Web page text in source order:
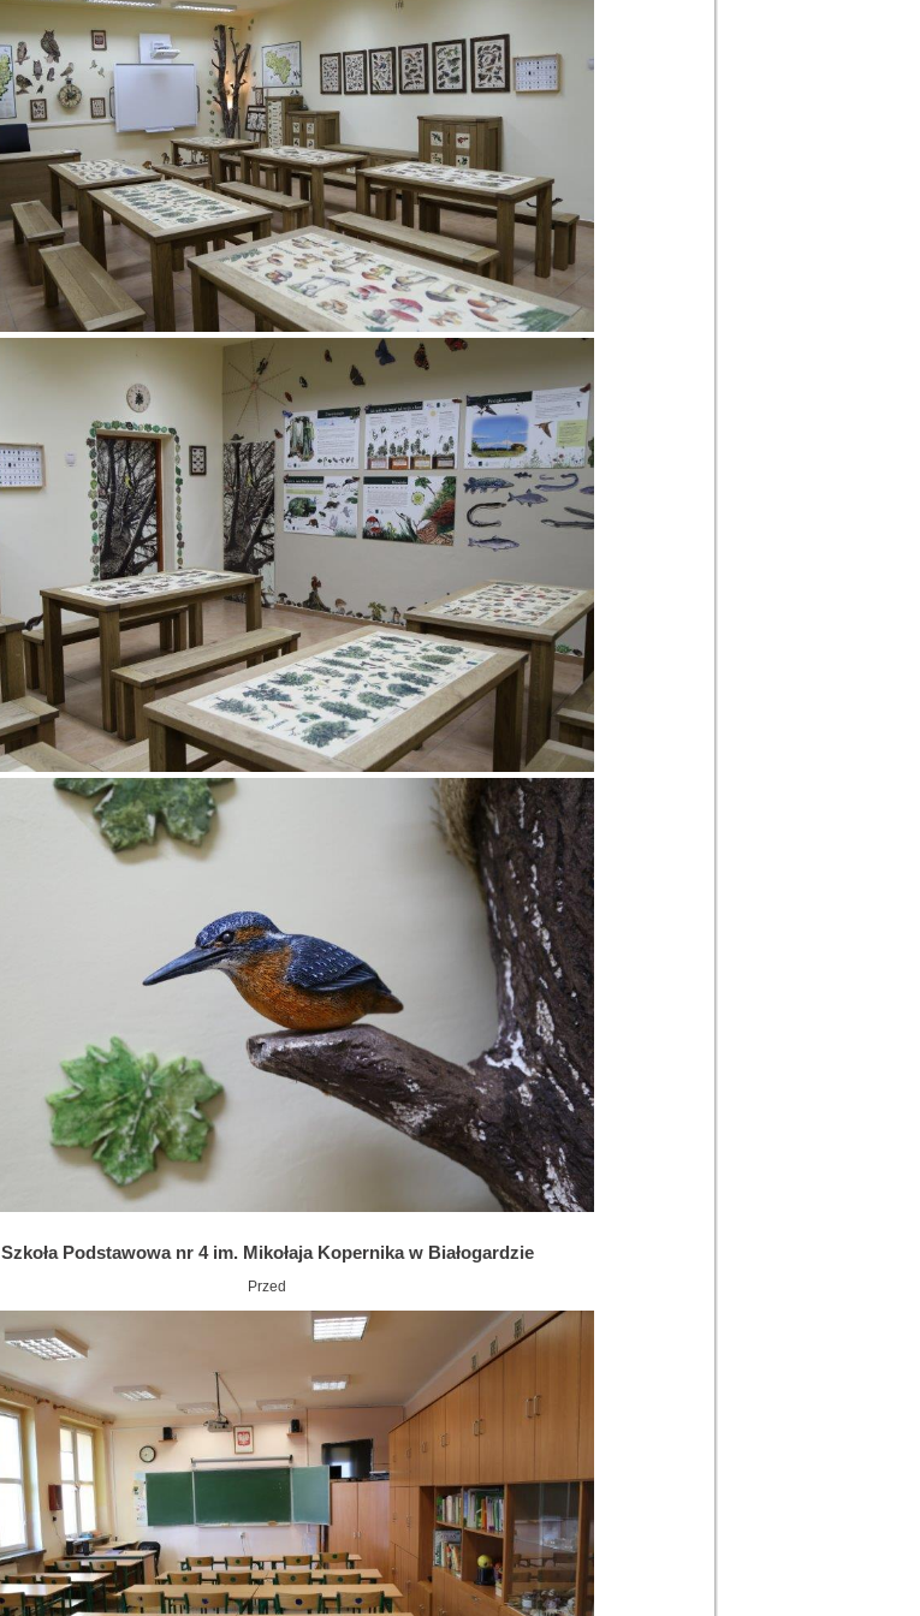
Szkoła Podstawowa nr 4 im. Mikołaja Kopernika w Białogardzie
Przed